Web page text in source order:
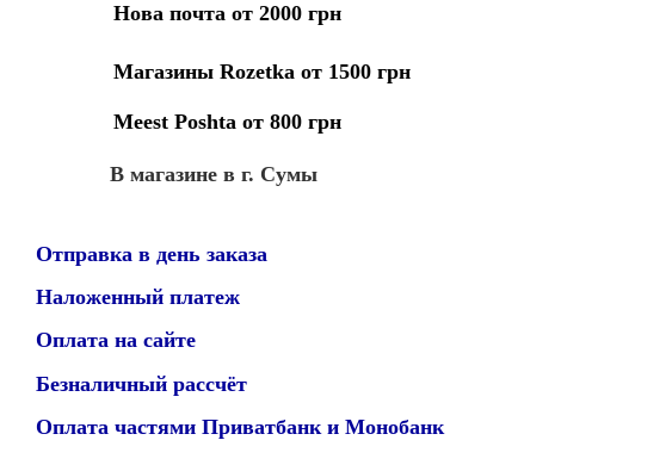
Нова почта от 2000 грн
Магазины Rozetka от 1500 грн
Meest Poshta от 800 грн
В магазине в г. Сумы
Отправка в день заказа
Наложенный платеж
Оплата на сайте
Безналичный рассчёт
Оплата частями Приватбанк и Монобанк